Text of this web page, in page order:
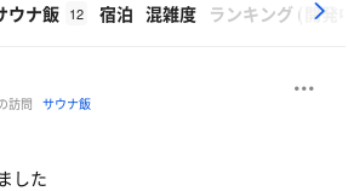
ウナ飯 12 宿泊 混雑度 ランキング ( 開発
訪問 サウナ飯
した